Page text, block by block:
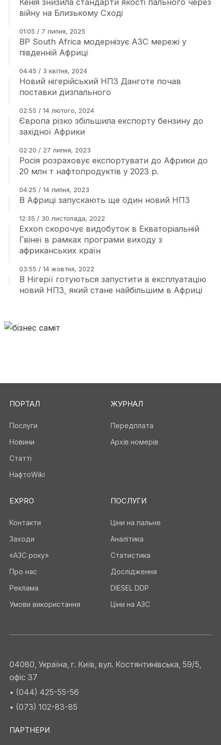
Кенія знизила стандарти якості пального через
війну на Близькому Сході
01:05 / 7 липня, 2025
BP South Africa модернізує АЗС мережі у
південній Африці
04:45 / 3 квітня, 2024
Новий нігерійський НПЗ Данготе почав
поставки дизпального
02:55 / 14 лютого, 2024
Європа різко збільшила експорту бензину до
західної Африки
02:20 / 27 липня, 2023
Росія розраховує експортувати до Африки до
20 млн т нафтопродуктів у 2023 р.
04:25 / 14 липня, 2023
В Африці запускають ще один новий НПЗ
12:35 / 30 листопада, 2022
Exxon скорочує видобуток в Екваторіальній
Гвінеї в рамках програми виходу з
африканських країн
03:55 / 14 жовтня, 2022
В Нігерії готуються запустити в експлуатацію
новий НПЗ, який стане найбільшим в Африці
ПОРТАЛ
Послуги
Новини
Статті
НафтоWiki
ЖУРНАЛ
Передплата
Архів номерів
EXPRO
Контакти
Заходи
«АЗС року»
Про нас
Реклама
Умови використання
ПОСЛУГИ
Ціни на пальне
Аналітика
Статистика
Дослідження
DIESEL DDP
Ціни на АЗС
04080, Україна, г. Київ, вул. Костянтинівська, 59/5,
офіс 37
• (044) 425-55-56
• (073) 102-83-85
ПАРТНЕРИ